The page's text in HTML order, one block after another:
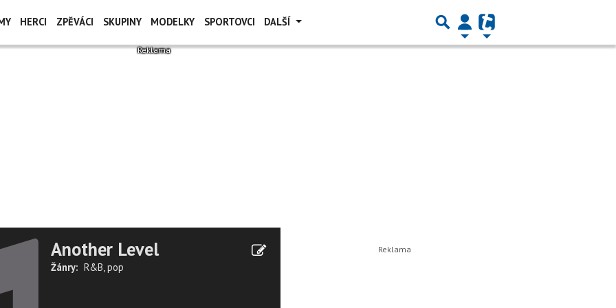
HERCI ZPĚVÁCI SKUPINY MODELKY SPORTOVCI DALŠÍ
Another Level
Žánry: R&B,pop